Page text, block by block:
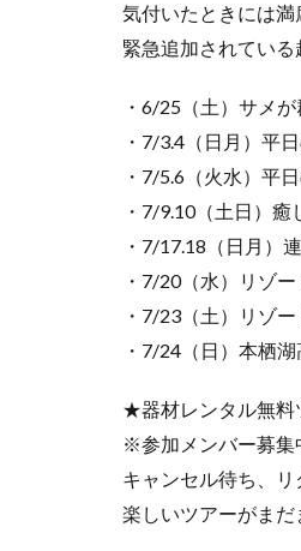
気付いたときには
緊急追加されている
・6/25（土）サメ
・7/3.4（日月）平
・7/5.6（火水）平
・7/9.10（土日）
・7/17.18（日月）
・7/20（水）リゾ
・7/23（土）リゾ
・7/24（日）本栖
★器材レンタル無料
※参加メンバー募
キャンセル待ち、
楽しいツアーがま